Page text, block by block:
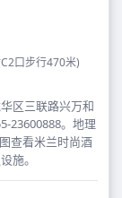
口步行470米)
区三联路兴万和
23600888。地理
查看米兰时尚酒
施。